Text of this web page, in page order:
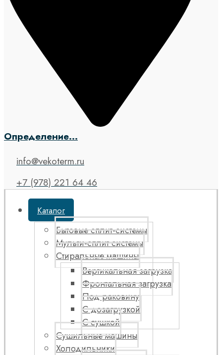
Определение...
info@vekoterm.ru
+7 (978) 221 64 46
Каталог
Бытовые сплит-системы
Мульти-сплит системы
Стиральные машины
Вертикальная загрузка
Фронтальная загрузка
Под раковину
С дозагрузкой
С сушкой
Сушильные машины
Холодильники